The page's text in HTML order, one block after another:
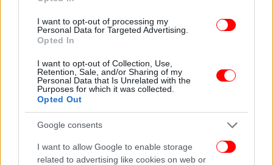
I want to opt-out of processing my
Personal Data for Targeted Advertising.
Opted In
I want to opt-out of Collection, Use,
Retention, Sale, and/or Sharing of my
Personal Data that Is Unrelated with the
Purposes for which it was collected.
Opted Out
Google consents
I want to allow Google to enable storage
related to advertising like cookies on web or
Τσατραφύλλια
Ανατροπή στην υπόθεση εξαφάνισης ξενοδόχου στη
Ρόδο -Σκηνοθετημένη δολοφονία το «ατύχημα»
μας απέτυχε, η πρώτη θέση απομακρύνεται